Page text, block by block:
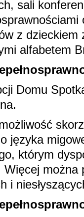
sali
z dzieckiem
alfabetem
Domu
języka
którym
Więcej można
i